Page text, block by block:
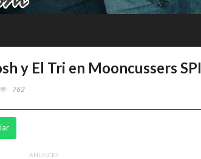
y El Tri en Mooncussers SPI
762
ANUNCIO